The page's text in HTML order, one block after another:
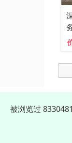
被浏览过